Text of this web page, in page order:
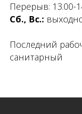
Перерыв: 13.00-
Сб., Вс.:
Последний
санитарный